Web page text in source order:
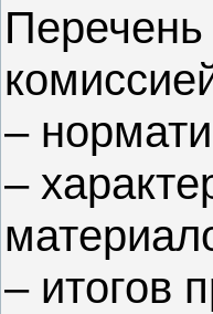
–
–
– итогов